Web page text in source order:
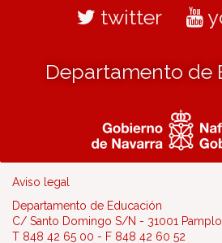
twitter
Departamento de
Aviso legal
Departamento de Educación
C/ Santo Domingo S/N - 31001
T 848 42 65 00 - F 848 42 60 52